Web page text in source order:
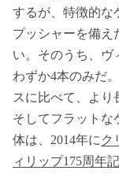
するが、特徴的な
プッシャーを備え
い。そのうち、ヴ
わずか4本のみだ
スに比べて、より
そしてフラットな
体は、2014年に ク
ィリップ175周年